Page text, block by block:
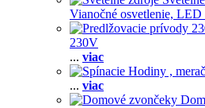
Vianočné osvetlenie, LED
230V
... viac
... viac